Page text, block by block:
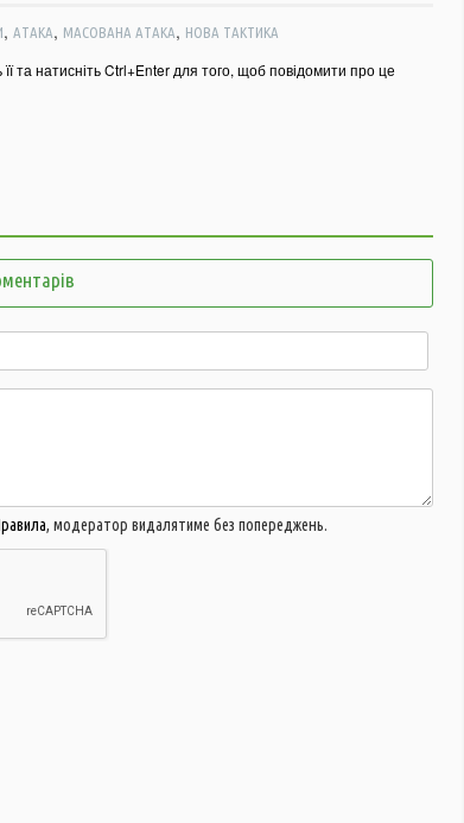
, АТАКА, МАСОВАНА АТАКА, НОВА ТАКТИКА
та натисніть Ctrl+Enter для того, щоб повідомити про це
, модератор видалятиме без попереджень.